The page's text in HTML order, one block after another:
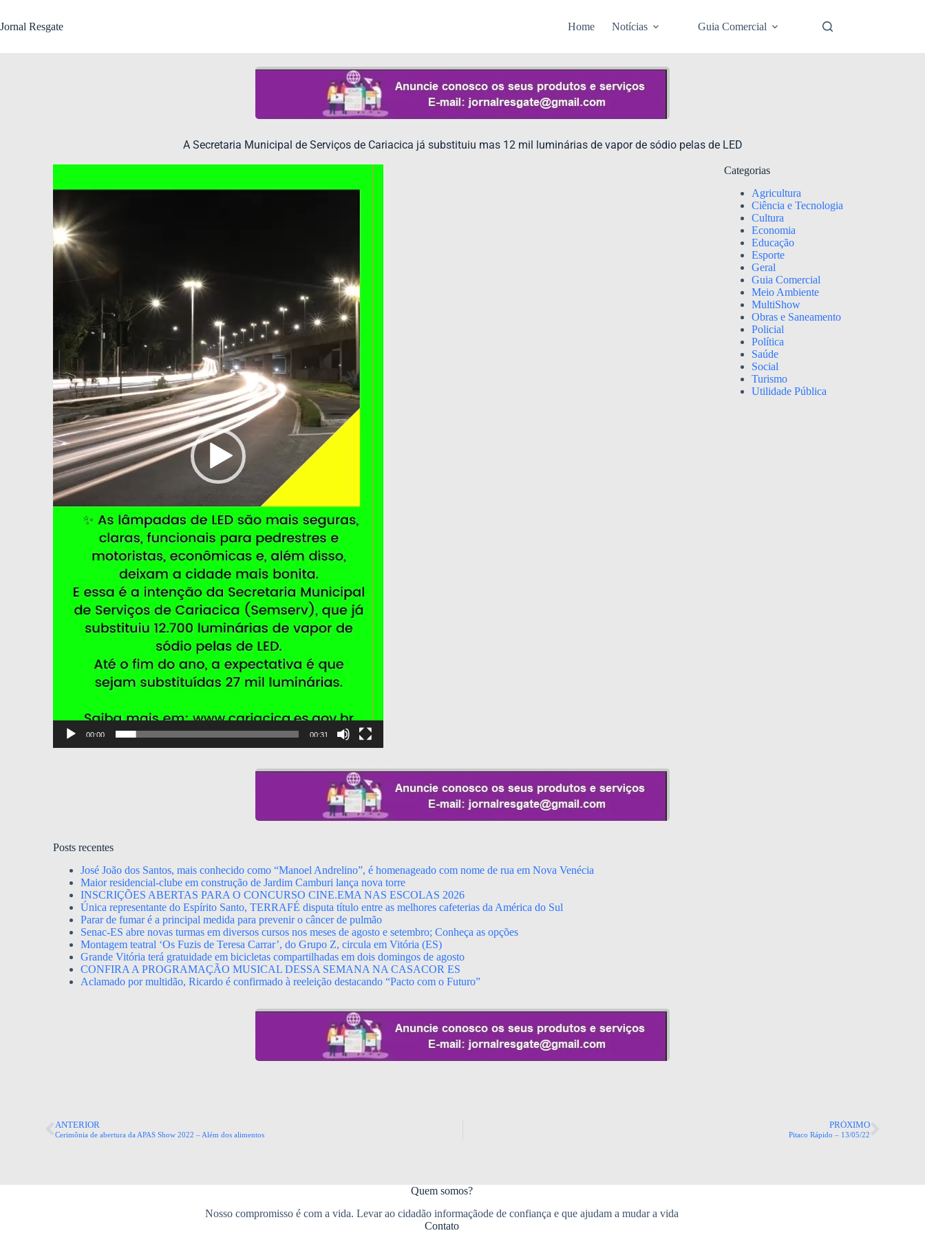
Jornal Resgate Home Notícias Guia Comercial
A Secretaria Municipal de Serviços de Cariacica já substituiu mas 12 mil luminárias de vapor de sódio pelas de LED
00:00 00:31
Categorias
Agricultura
Ciência e Tecnologia
Cultura
Economia
Educação
Esporte
Geral
Guia Comercial
Meio Ambiente
MultiShow
Obras e Saneamento
Policial
Política
Saúde
Social
Turismo
Utilidade Pública
Posts recentes
José João dos Santos, mais conhecido como “Manoel Andrelino”, é homenageado com nome de rua em Nova Venécia
Maior residencial-clube em construção de Jardim Camburi lança nova torre
INSCRIÇÕES ABERTAS PARA O CONCURSO CINE.EMA NAS ESCOLAS 2026
Única representante do Espírito Santo, TERRAFÉ disputa título entre as melhores cafeterias da América do Sul
Parar de fumar é a principal medida para prevenir o câncer de pulmão
Senac-ES abre novas turmas em diversos cursos nos meses de agosto e setembro; Conheça as opções
Montagem teatral ‘Os Fuzis de Teresa Carrar’, do Grupo Z, circula em Vitória (ES)
Grande Vitória terá gratuidade em bicicletas compartilhadas em dois domingos de agosto
CONFIRA A PROGRAMAÇÃO MUSICAL DESSA SEMANA NA CASACOR ES
Aclamado por multidão, Ricardo é confirmado à reeleição destacando “Pacto com o Futuro”
ANTERIOR
Cerimônia de abertura da APAS Show 2022 – Além dos alimentos
PRÓXIMO
Pitaco Rápido – 13/05/22
Quem somos?
Nosso compromisso é com a vida. Levar ao cidadão informaçãode de confiança e que ajudam a mudar a vida
Contato